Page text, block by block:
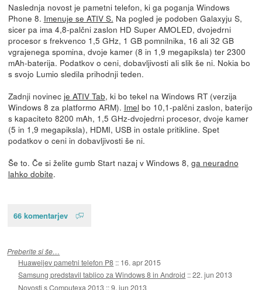
Naslednja novost je pametni telefon, ki ga poganja Windows
Phone 8. Imenuje se ATIV S. Na pogled je podoben Galaxyju S,
sicer pa ima 4,8-palčni zaslon HD Super AMOLED, dvojedrni
procesor s frekvenco 1,5 GHz, 1 GB pomnilnika, 16 ali 32 GB
vgrajenega spomina, dvoje kamer (8 in 1,9 megapiksla) ter 2300
mAh-baterija. Podatkov o ceni, dobavljivosti ali slik še ni. Nokia bo
s svojo Lumio sledila prihodnji teden.
Zadnji novinec je ATIV Tab, ki bo tekel na Windows RT (verzija
Windows 8 za platformo ARM). Imel bo 10,1-palčni zaslon, baterijo
s kapaciteto 8200 mAh, 1,5 GHz-dvojedrni procesor, dvoje kamer
(5 in 1,9 megapiksla), HDMI, USB in ostale pritikline. Spet
podatkov o ceni in dobavljivosti še ni.
Še to. Če si želite gumb Start nazaj v Windows 8, ga neuradno
lahko dobite.
66 komentarjev
Preberite si še…
Huaweijev pametni telefon P8 :: 16. apr 2015
Samsung predstavil tablico za Windows 8 in Android ::22. jun 2013
Novosti s Computexa 2013 ::9. jun 2013